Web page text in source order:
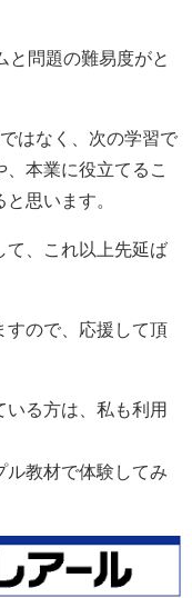
と問題の難易度がと
はなく、次の学習で
本業に役立てるこ
思います。
て、これ以上先延ば
すので、応援して頂
る方は、私も利用
ル教材で体験してみ